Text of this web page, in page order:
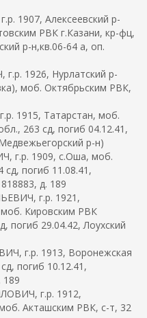
1907, Алексеевский р-
РВК г.Казани, кр-фц,
р-н,кв.06-64 а, оп.
1926, Нурлатский р-
моб. Октябрьским РВК,
1915, Татарстан, моб.
263 сд, погиб 04.12.41,
р-н)
1909, с.Оша, моб.
погиб 11.08.41,
д. 189
г.р. 1921,
Кировским РВК
погиб 29.04.42, Лоухский
г.р. 1913, Воронежская
погиб 10.12.41,
189
г.р. 1912,
Акташским РВК, с-т, 32